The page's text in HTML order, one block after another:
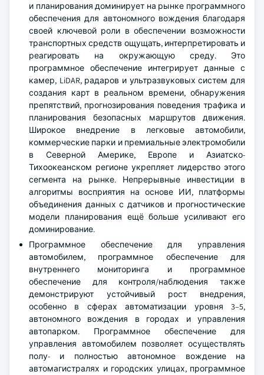
и планирования доминирует на рынке программного
обеспечения для автономного вождения благодаря
своей ключевой роли в обеспечении возможности
транспортных средств ощущать, интерпретировать и
реагировать на окружающую среду. Это
программное обеспечение интегрирует данные с
камер, LiDAR, радаров и ультразвуковых систем для
создания карт в реальном времени, обнаружения
препятствий, прогнозирования поведения трафика и
планирования безопасных маршрутов движения.
Широкое внедрение в легковые автомобили,
коммерческие парки и премиальные электромобили
в Северной Америке, Европе и Азиатско-
Тихоокеанском регионе укрепляет лидерство этого
сегмента на рынке. Непрерывные инвестиции в
алгоритмы восприятия на основе ИИ, платформы
объединения данных с датчиков и прогностические
модели планирования ещё больше усиливают его
доминирование.
Программное обеспечение для управления
автомобилем, программное обеспечение для
внутреннего мониторинга и программное
обеспечение для контроля/наблюдения также
демонстрируют устойчивый рост внедрения,
особенно в сферах автоматизации уровня 3–5,
автономного вождения в городах и управления
автопарком. Программное обеспечение для
управления автомобилем позволяет осуществлять
полу- и полностью автономное вождение на
автомагистралях и городских улицах, программное